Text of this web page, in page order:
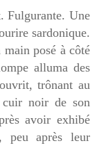
Une
sardonique.
posé à côté
alluma des
trônant au
noir de son
avoir exhibé
peu après leur